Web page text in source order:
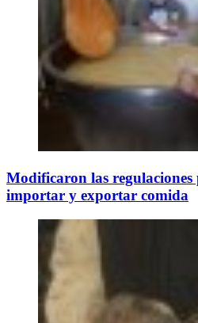
Modificaron las regulaciones
importar y exportar comida